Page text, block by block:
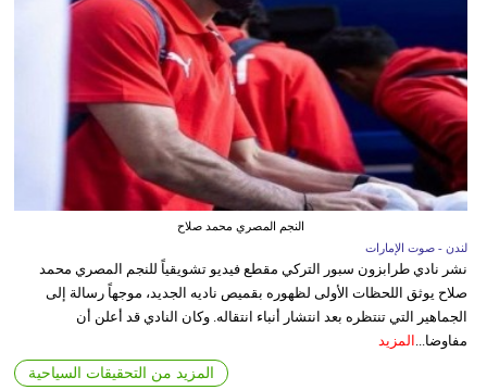
النجم المصري محمد صلاح
لندن - صوت الإمارات
نشر نادي طرابزون سبور التركي مقطع فيديو تشويقياً للنجم المصري محمد
صلاح يوثق اللحظات الأولى لظهوره بقميص ناديه الجديد، موجهاً رسالة إلى
الجماهير التي تنتظره بعد انتشار أنباء انتقاله. وكان النادي قد أعلن أن
مفاوضا... المزيد
المزيد من التحقيقات السياحية